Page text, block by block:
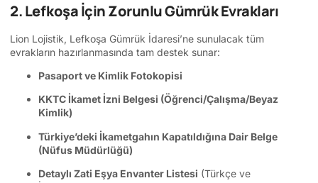
2. Lefkoşa İçin Zorunlu Gümrük Evrakları
Lion Lojistik, Lefkoşa Gümrük İdaresi’ne sunulacak tüm
evrakların hazırlanmasında tam destek sunar:
Pasaport ve Kimlik Fotokopisi
KKTC İkamet İzni Belgesi (Öğrenci/Çalışma/Beyaz
Kimlik)
Türkiye’deki İkametgahın Kapatıldığına Dair Belge
(Nüfus Müdürlüğü)
Detaylı Zati Eşya Envanter Listesi (Türkçe ve